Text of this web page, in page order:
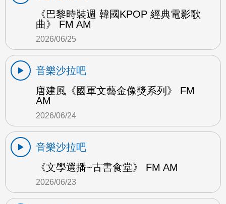
《巴黎時裝週 韓國KPOP 經典電影歌
曲》 FM AM
2026/06/25
音樂沙拉吧
唐建風《國軍文藝金像獎系列》 FM
AM
2026/06/24
音樂沙拉吧
《文學選播~古書食堂》 FM AM
2026/06/23